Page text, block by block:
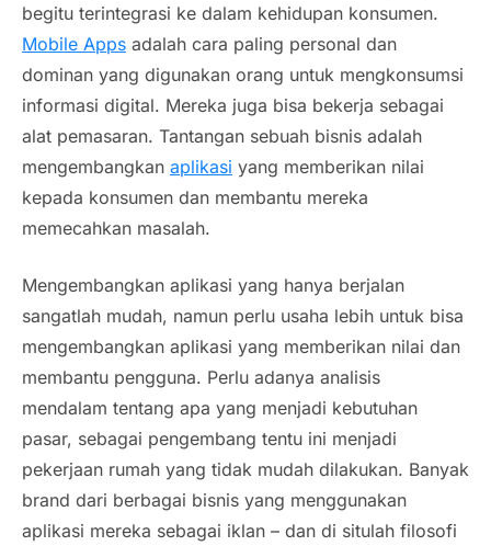
begitu terintegrasi ke dalam kehidupan konsumen.
Mobile Apps adalah cara paling personal dan
dominan yang digunakan orang untuk mengkonsumsi
informasi digital. Mereka juga bisa bekerja sebagai
alat pemasaran. Tantangan sebuah bisnis adalah
mengembangkan aplikasi yang memberikan nilai
kepada konsumen dan membantu mereka
memecahkan masalah.
Mengembangkan aplikasi yang hanya berjalan
sangatlah mudah, namun perlu usaha lebih untuk bisa
mengembangkan aplikasi yang memberikan nilai dan
membantu pengguna. Perlu adanya analisis
mendalam tentang apa yang menjadi kebutuhan
pasar, sebagai pengembang tentu ini menjadi
pekerjaan rumah yang tidak mudah dilakukan. Banyak
brand dari berbagai bisnis yang menggunakan
aplikasi mereka sebagai iklan – dan di situlah filosofi